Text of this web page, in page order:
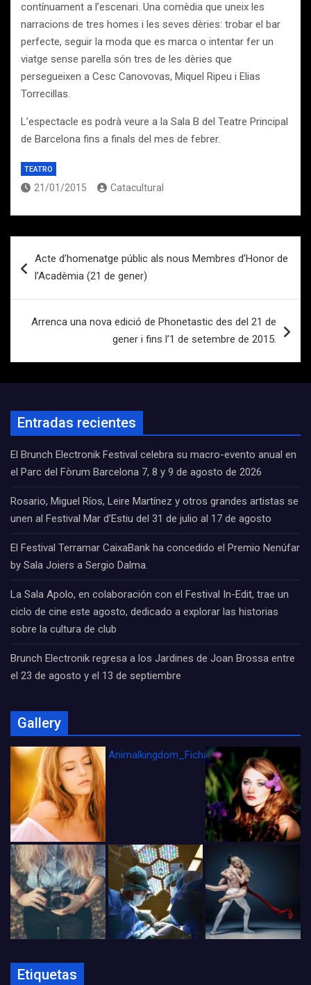
contínuament a l’escenari. Una comèdia que uneix les
narracions de tres homes i les seves dèries: trobar el bar
perfecte, seguir la moda que es marca o intentar fer un
viatge sense parella són tres de les dèries que
persegueixen a Cesc Canovovas, Miquel Ripeu i Elias
Torrecillas.
L’espectacle es podrà veure a la Sala B del Teatre Principal
de Barcelona fins a finals del mes de febrer.
TEATRO
21/01/2015 Catacultural
de
Acte d’homenatge públic als nous Membres d’Honor de
l’Acadèmia (21 de gener)
Arrenca una nova edició de Phonetastic des del 21 de
gener i fins l’1 de setembre de 2015.
Entradas recientes
El Brunch Electronik Festival celebra su macro-evento anual en
el Parc del Fòrum Barcelona 7, 8 y 9 de agosto de 2026
Rosario, Miguel Ríos, Leire Martínez y otros grandes artistas se
unen al Festival Mar d’Estiu del 31 de julio al 17 de agosto
El Festival Terramar CaixaBank ha concedido el Premio Nenúfar
by Sala Joiers a Sergio Dalma.
La Sala Apolo, en colaboración con el Festival In-Edit, trae un
ciclo de cine este agosto, dedicado a explorar las historias
sobre la cultura de club
Brunch Electronik regresa a los Jardines de Joan Brossa entre
el 23 de agosto y el 13 de septiembre
Gallery
Animalkingdom_FichaCine
Etiquetas